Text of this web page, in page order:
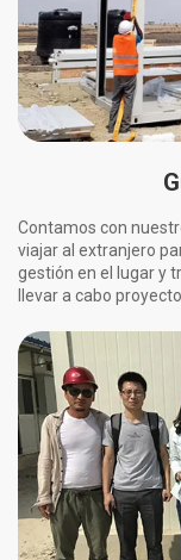
Contamos con
viajar al extranjero
gestión en el lugar y
llevar a cabo